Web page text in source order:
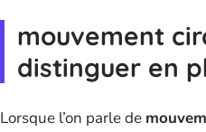
mouvement
distinguer en
Lorsque l’on parle de